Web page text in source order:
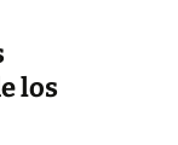
los